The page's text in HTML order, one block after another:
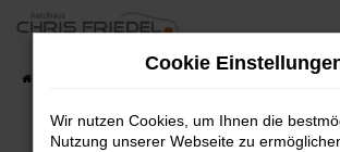
Zum
springen
Fahrzeugsuche
Cookie
Wir nutzen Cookies, um Ihnen die
Nutzung unserer Webseite zu